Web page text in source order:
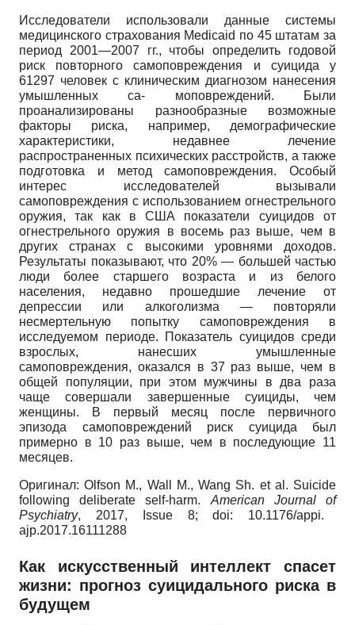
Исследователи использовали данные системы
медицинского страхования Medicaid по 45 штатам за
период 2001—2007 гг., чтобы определить годовой
риск повторного самоповреждения и суицида у
61297 человек с клиническим диагнозом нанесения
умышленных са- моповреждений. Были
проанализированы разнообразные возможные
факторы риска, например, демографические
характеристики, недавнее лечение
распространенных психических расстройств, а также
подготовка и метод самоповреждения. Особый
интерес исследователей вызывали
самоповреждения с использованием огнестрельного
оружия, так как в США показатели суицидов от
огнестрельного оружия в восемь раз выше, чем в
других странах с высокими уровнями доходов.
Результаты показывают, что 20% — большей частью
люди более старшего возраста и из белого
населения, недавно прошедшие лечение от
депрессии или алкоголизма — повторяли
несмертельную попытку самоповреждения в
исследуемом периоде. Показатель суицидов среди
взрослых, нанесших умышленные
самоповреждения, оказался в 37 раз выше, чем в
общей популяции, при этом мужчины в два раза
чаще совершали завершенные суициды, чем
женщины. В первый месяц после первичного
эпизода самоповреждений риск суицида был
примерно в 10 раз выше, чем в последующие 11
месяцев.
Оригинал:Olfson M., Wall M., Wang Sh. et al. Suicide
following deliberate self-harm. American Journal
of
Psychiatry, 2017, Issue 8;doi: 10.1176/appi.
ajp.2017.16111288
Как искусственный интеллект спасет
жизни: прогноз суицидального риска в
будущем